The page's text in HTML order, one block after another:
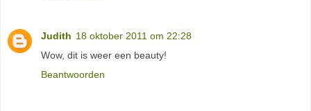
Judith 18 oktober 2011 om 22:28
Wow, dit is weer een beauty!
Beantwoorden